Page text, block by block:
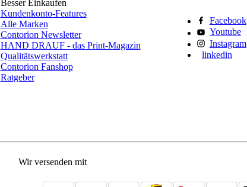
Besser Einkaufen
Kundenkonto-Features
Alle Marken
Contorion Newsletter
HAND DRAUF - das Print-Magazin
Qualitätswerkstatt
Contorion Fanshop
Ratgeber
Facebook
Youtube
Instagram
linkedin
Wir versenden mit